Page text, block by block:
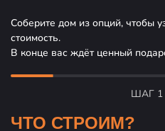
Соберите дом из опций, чтобы
стоимость.
В конце вас ждёт ценный
ШАГ 1
ЧТО СТРОИМ?